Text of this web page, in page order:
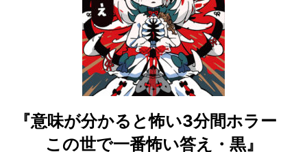
『意味が分かると怖い3分間ホラー
この世で一番怖い答え・黒』